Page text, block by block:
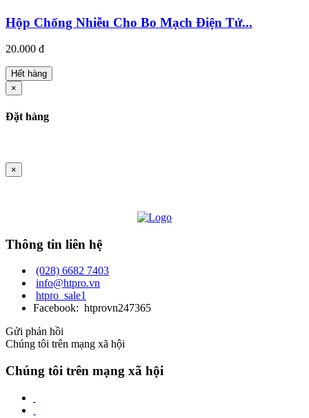
Hộp Chống Nhiễu Cho Bo Mạch Điện Tử...
20.000 đ
Hết hàng
×
Đặt hàng
×
Thông tin liên hệ
(028) 6682 7403
info@htpro.vn
htpro_sale1
Facebook: htprovn247365
Gửi phản hồi
Chúng tôi trên mạng xã hội
Chúng tôi trên mạng xã hội